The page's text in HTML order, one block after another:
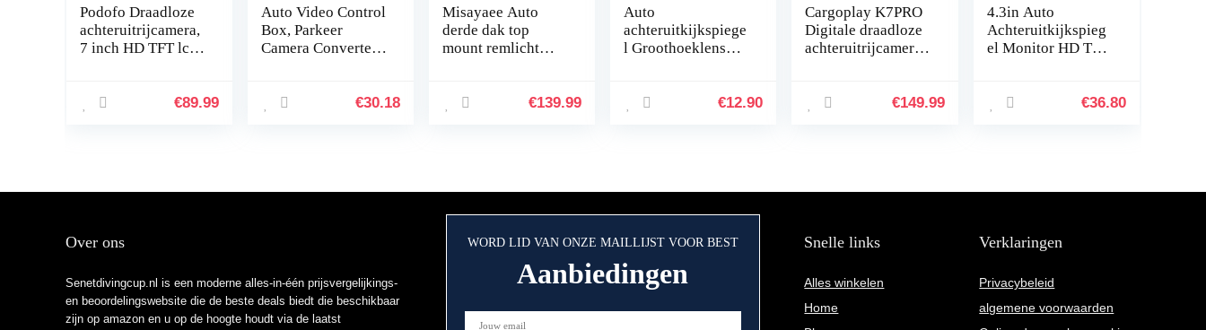
Podofo Draadloze
achteruitrijcamera,
7 inch HD TFT lcd
waterdichte
€89.99
Auto Video Control
Box, Parkeer
Camera Converter
Channel Parking
€30.18
Misayaee Auto
derde dak top
mount remlicht
achteruitrijcamera
€139.99
Auto
achteruitkijkspiege
l Groothoeklens
up Achteruitrijden
€12.90
Cargoplay K7PRO
Digitale draadloze
achteruitrijcamera
camera’s, 5 inch
€149.99
4.3in Auto
Achteruitkijkspieg
el Monitor HD TFT-
Inpu Auto Monitor
€36.80
Over ons
Senetdivingcup.nl is een moderne alles-in-één prijsvergelijkings-
en beoordelingswebsite die de beste deals biedt die beschikbaar
zijn op amazon en u op de hoogte houdt via de laatst
WORD LID VAN ONZE MAILLIJST VOOR BEST
Aanbiedingen
Snelle links
Alles winkelen
Home
Verklaringen
Privacybeleid
algemene voorwaarden